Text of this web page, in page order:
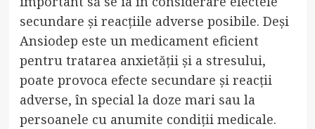
secundare și reacțiile adverse posibile. Deși
Ansiodep este un medicament eficient
pentru tratarea anxietății și a stresului,
poate provoca efecte secundare și reacții
adverse, în special la doze mari sau la
persoanele cu anumite condiții medicale.